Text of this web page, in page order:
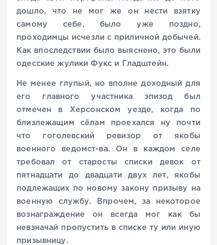
дошло, что не мог же он нести взятку
самому себе, было уже поздно,
проходимцы исчезли с приличной добычей.
Как впоследствии было выяснено, это были
одесские жулики Фукс и Гладштейн.
Не менее глупый, но вполне доходный для
его главного участника эпизод был
отмечен в Херсонском уезде, когда по
близлежащим сёлам проехался ну почти
что гоголевский ревизор от якобы
военного ведомст-ва. Он в каждом селе
требовал от старосты списки девок от
пятнадцати до двадцати двух лет, якобы
подлежащих по новому закону призыву на
военную службу. Впрочем, за некоторое
вознаграждение он всегда мог как бы
невзначай пропустить в списке ту или иную
призывницу.